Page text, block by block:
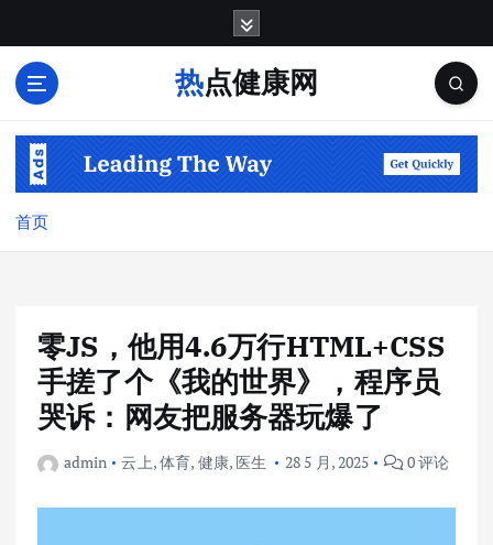
热点健康网
首页
零JS，他用4.6万行HTML+CSS
手搓了个《我的世界》，程序员
哭诉：网友把服务器玩爆了
admin 云上,体育, 健康, 医生 28 5 月, 2025 0 评论